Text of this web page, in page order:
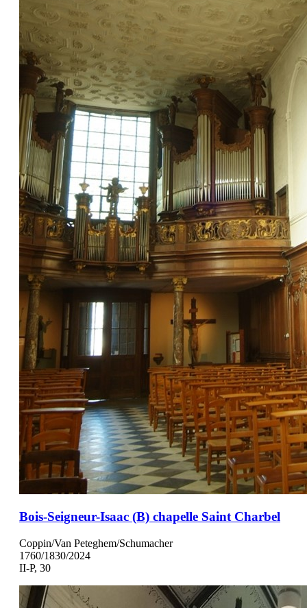
Bois-Seigneur-Isaac (B) chapelle Saint Charbel
Coppin/Van Peteghem/Schumacher
1760/1830/2024
II-P, 30